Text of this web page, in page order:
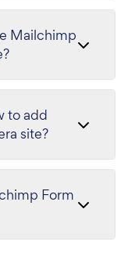
Mailchimp
to add
site?
Form